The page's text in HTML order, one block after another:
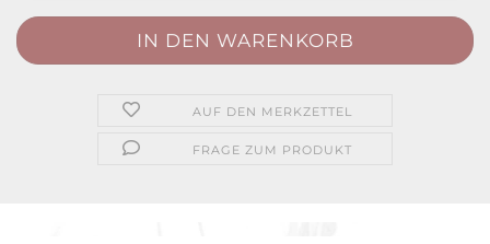
AUF DEN MERKZETTEL
FRAGE ZUM PRODUKT